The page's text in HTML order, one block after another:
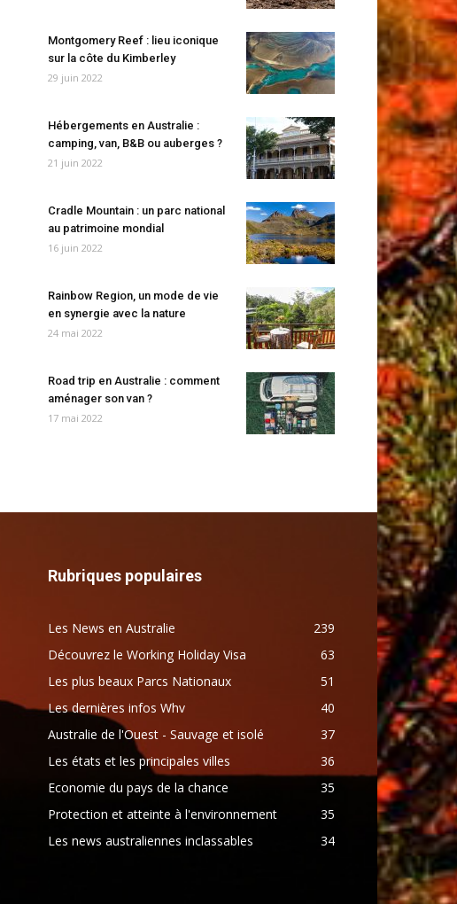
Montgomery Reef : lieu iconique
sur la côte du Kimberley
29 juin 2022
Hébergements en Australie :
camping, van, B&B ou auberges ?
21 juin 2022
Cradle Mountain : un parc national
au patrimoine mondial
16 juin 2022
Rainbow Region, un mode de vie
en synergie avec la nature
24 mai 2022
Road trip en Australie : comment
aménager son van ?
17 mai 2022
Rubriques populaires
Les News en Australie
239
Découvrez le Working Holiday Visa
63
Les plus beaux Parcs Nationaux
51
Les dernières infos Whv
40
Australie de l'Ouest - Sauvage et isolé
37
Les états et les principales villes
36
Economie du pays de la chance
35
Protection et atteinte à l'environnement
35
Les news australiennes inclassables
34